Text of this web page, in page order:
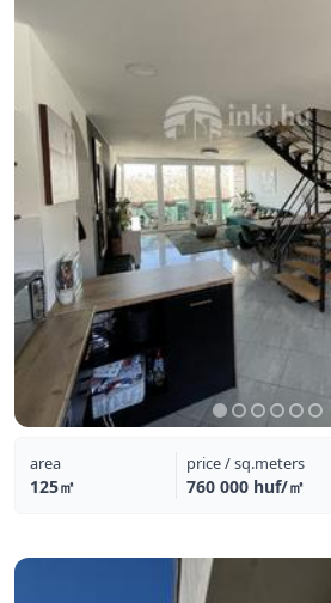
area
125㎡
price / sq.meters
760 000 huf/㎡